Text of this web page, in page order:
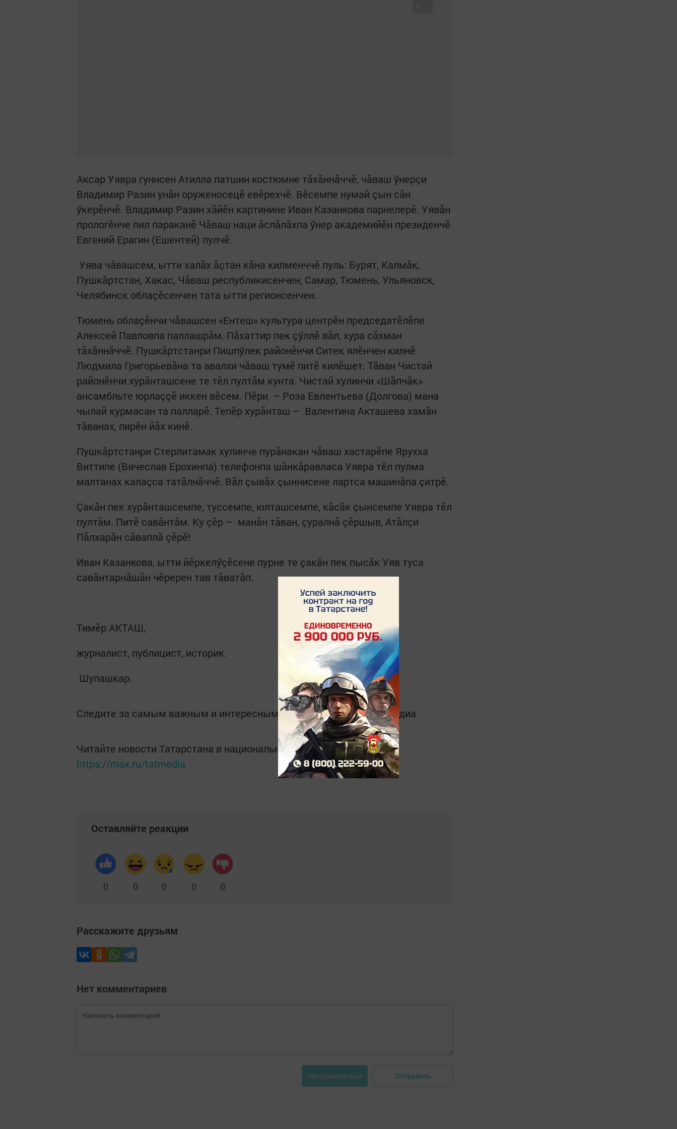
Аксар Уявра гуннсен Атилла патшин костюмне тăхăннăччӗ, чăваш ӳнерçи
Владимир Разин унăн оруженосецӗ евӗрехчӗ. Вӗсемпе нумай çын сăн
ӳкерӗнчӗ. Владимир Разин хӑйӗн картинине Иван Казанкова парнелерӗ. Уявăн
прологӗнче пил параканӗ Чӑваш наци ӑслӑлӑхпа ӳнер академийӗн президенчӗ
Евгений Ерагин (Ешентей) пулчӗ.
Уява чăвашсем, ытти халăх ăçтан кăна килменччӗ пуль: Бурят, Калмӑк,
Пушкӑртстан, Хакас, Чӑваш республикисенчен, Самар, Тюмень, Ульяновск,
Челябинск облаçӗсенчен тата ытти регионсенчен.
Тюмень облаçӗнчи чăвашсен «Ентеш» культура центрӗн председатӗлӗпе
Алексей Павловпа паллашрӑм. Пăхаттир пек çӳллӗ вăл, хура сӑхман
тӑхӑннӑччӗ. Пушкӑртстанри Пишпӳлек районӗнчи Ситек ялӗнчен килнӗ
Людмила Григорьевăна та авалхи чăваш тумӗ питӗ килӗшет. Тӑван Чистай
районӗнчи хурӑнташсене те тӗл пултăм кунта. Чистай хулинчи «Шӑпчӑк»
ансамбльте юрлаççӗ иккен вӗсем. Пӗри – Роза Евлентьева (Долгова) мана
чылай курмасан та палларӗ. Тепӗр хурӑнташ – Валентина Акташева хамăн
тăванах, пирӗн йăх кинӗ.
Пушкӑртстанри Стерлитамак хулинче пурӑнакан чăваш хастарӗпе Ярухха
Виттипе (Вячеслав Ерохинпа) телефонпа шăнкăравласа Уявра тӗл пулма
малтанах калаçса татăлнăччӗ. Вӑл çывӑх çыннисене лартса машинăпа çитрӗ.
Çакӑн пек хурӑнташсемпе, туссемпе, юлташсемпе, кӑсӑк çынсемпе Уявра тӗл
пултӑм. Питӗ савӑнтӑм. Ку çӗр – манӑн тӑван, çуралнӑ çӗршыв, Атӑлçи
Пӑлхарӑн сӑваплӑ çӗрӗ!
Иван Казанкова, ытти йӗркелӳçӗсене пурне те çакăн пек пысăк Уяв туса
савăнтарнăшăн чӗререн тав тăватăп.
Тимӗр АКТАШ,
журналист, публицист, историк.
Шупашкар.
Следите за самым важным и интересным вTelegram-каналеТатмедиа
Читайте новости Татарстана в национальном мессенджере MАХ:
https://max.ru/tatmedia
Оставляйте реакции
0 0 0 0 0
Расскажите друзьям
Нет комментариев
Авторизоваться Отправить